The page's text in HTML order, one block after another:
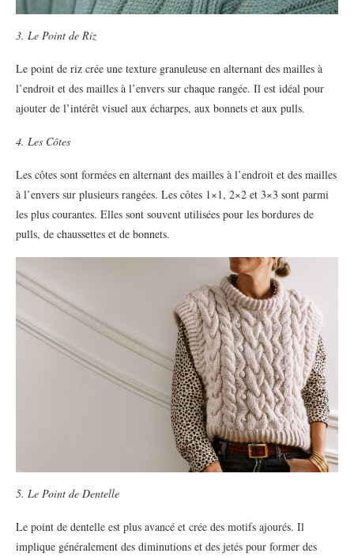
3. Le Point de Riz
Le point de riz crée une texture granuleuse en alternant des mailles à
l’endroit et des mailles à l’envers sur chaque rangée. Il est idéal pour
ajouter de l’intérêt visuel aux écharpes, aux bonnets et aux pulls.
4. Les Côtes
Les côtes sont formées en alternant des mailles à l’endroit et des mailles
à l’envers sur plusieurs rangées. Les côtes 1×1, 2×2 et 3×3 sont parmi
les plus courantes. Elles sont souvent utilisées pour les bordures de
pulls, de chaussettes et de bonnets.
5. Le Point de Dentelle
Le point de dentelle est plus avancé et crée des motifs ajourés. Il
implique généralement des diminutions et des jetés pour former des